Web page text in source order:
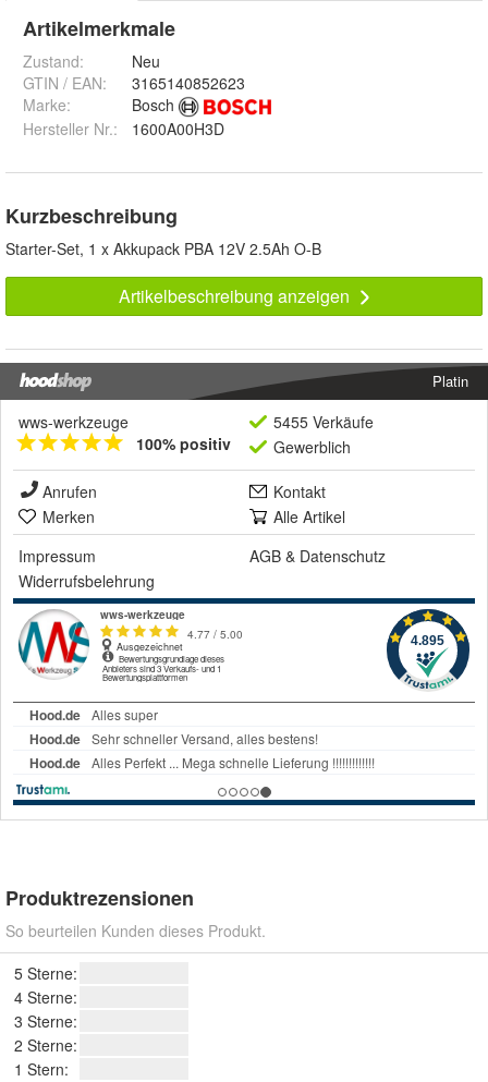
Artikelmerkmale
Zustand:
Neu
GTIN / EAN:
3165140852623
Marke:
Bosch
Hersteller Nr.:
1600A00H3D
Kurzbeschreibung
Starter-Set, 1 x Akkupack PBA 12V 2.5Ah O-B
Artikelbeschreibung anzeigen
Platin
wws-werkzeuge
100% positiv
5455 Verkäufe
Gewerblich
Anrufen
Kontakt
Merken
Alle Artikel
Impressum
AGB & Datenschutz
Widerrufsbelehrung
Produktrezensionen
So beurteilen Kunden dieses Produkt.
5 Sterne:
4 Sterne:
3 Sterne:
2 Sterne:
1 Stern: